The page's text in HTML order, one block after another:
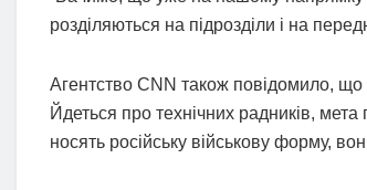
розділяються на підрозділи і на
Агентство CNN також повідомило, що
Йдеться про технічних радників,
носять російську військову форму,